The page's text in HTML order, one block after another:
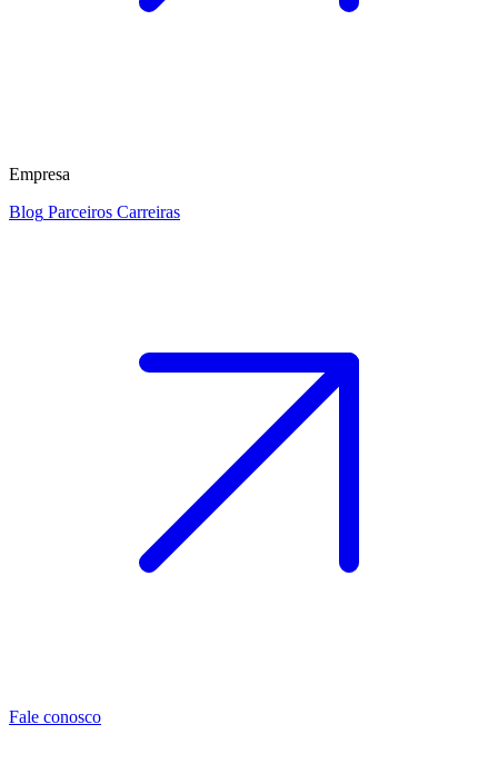
Empresa
Blog Parceiros Carreiras
Fale conosco